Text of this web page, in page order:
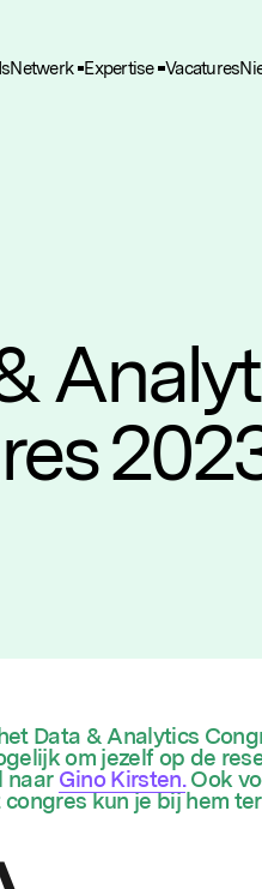
Netwerk Expertise Vacatures
Data & Analytics
om jezelf op de
naar Gino Kirsten.Ook
kun je bij hem
Deze worden
en advertenties